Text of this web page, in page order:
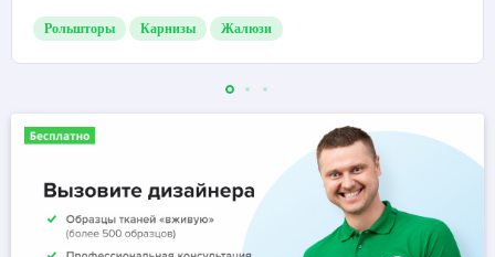
Рольшторы Карнизы Жалюзи